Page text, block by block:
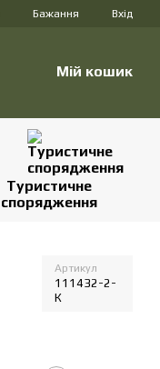
Бажання Вхід
Мій кошик
Туристичне
спорядження
Артикул
111432-2-
К